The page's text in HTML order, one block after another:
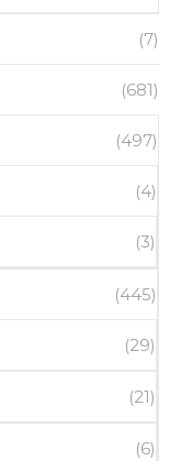
(7)
(681)
(497)
(4)
(3)
(445)
(29)
(21)
(6)